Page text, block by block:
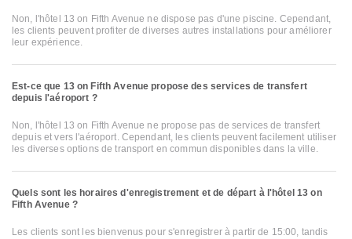
Non, l'hôtel 13 on Fifth Avenue ne dispose pas d'une piscine. Cependant,
les clients peuvent profiter de diverses autres installations pour améliorer
leur expérience.
Est-ce que 13 on Fifth Avenue propose des services de transfert
depuis l'aéroport ?
Non, l'hôtel 13 on Fifth Avenue ne propose pas de services de transfert
depuis et vers l'aéroport. Cependant, les clients peuvent facilement utiliser
les diverses options de transport en commun disponibles dans la ville.
Quels sont les horaires d'enregistrement et de départ à l'hôtel 13 on
Fifth Avenue ?
Les clients sont les bienvenus pour s'enregistrer à partir de 15:00, tandis